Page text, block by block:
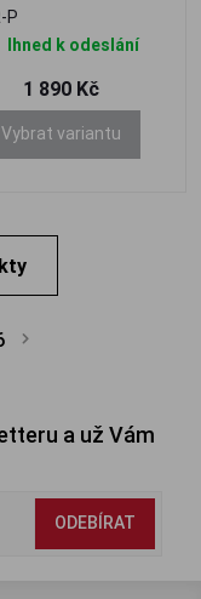
P
Ihned k odeslání
1 890 Kč
Vybrat variantu
a už Vám
ODEBÍRAT